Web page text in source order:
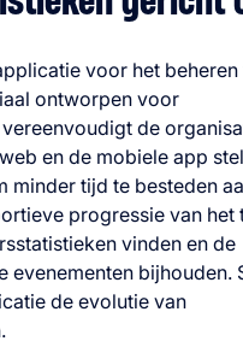
voor het beheren
ontworpen voor
de
en de mobiele app
minder tijd te besteden
progressie van het
vinden en de
bijhouden.
de evolutie van